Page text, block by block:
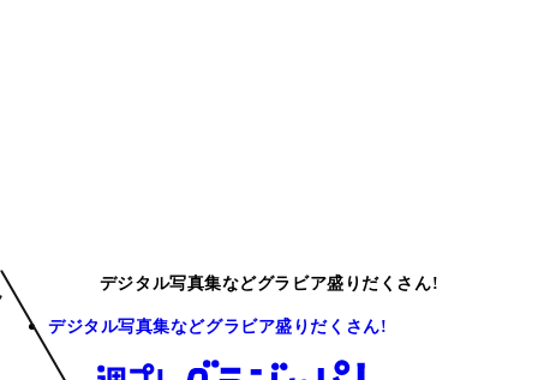
デジタル写真集などグラビア盛りだくさん!
デジタル写真集などグラビア盛りだくさん!